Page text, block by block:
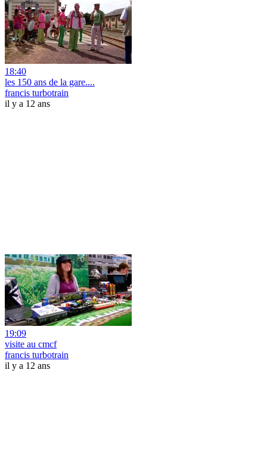
18:40
les 150 ans de la gare....
francis turbotrain
il y a 12 ans
19:09
visite au cmcf
francis turbotrain
il y a 12 ans